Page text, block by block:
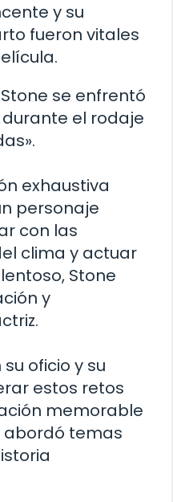
y su
fueron vitales
se enfrentó
el rodaje
exhaustiva
personaje
con las
clima y actuar
Stone
y
oficio y su
estos retos
memorable
abordó temas